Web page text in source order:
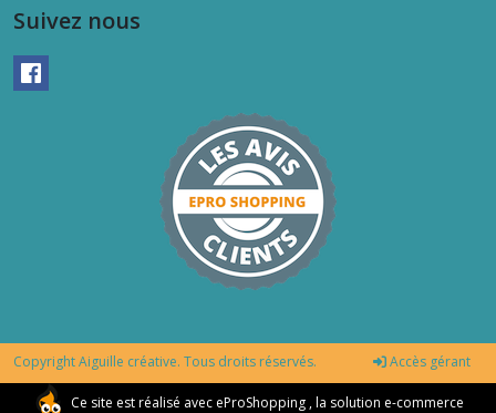
Suivez nous
Copyright Aiguille créative. Tous droits réservés. Accès gérant
Ce site est réalisé avec eProShopping , la solution e-commerce